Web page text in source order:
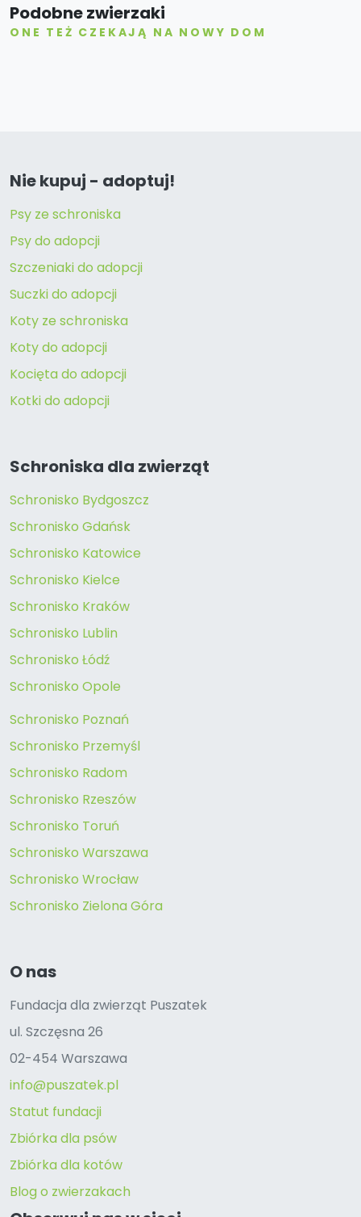
Podobne zwierzaki
ONE TEŻ CZEKAJĄ NA NOWY DOM
Nie kupuj - adoptuj!
Psy ze schroniska
Psy do adopcji
Szczeniaki do adopcji
Suczki do adopcji
Koty ze schroniska
Koty do adopcji
Kocięta do adopcji
Kotki do adopcji
Schroniska dla zwierząt
Schronisko Bydgoszcz
Schronisko Gdańsk
Schronisko Katowice
Schronisko Kielce
Schronisko Kraków
Schronisko Lublin
Schronisko Łódź
Schronisko Opole
Schronisko Poznań
Schronisko Przemyśl
Schronisko Radom
Schronisko Rzeszów
Schronisko Toruń
Schronisko Warszawa
Schronisko Wrocław
Schronisko Zielona Góra
O nas
Fundacja dla zwierząt Puszatek
ul. Szczęsna 26
02-454 Warszawa
info@puszatek.pl
Statut fundacji
Zbiórka dla psów
Zbiórka dla kotów
Blog o zwierzakach